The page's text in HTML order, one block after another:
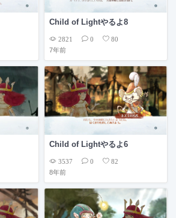
Child of Lightやるよ8
2821 0 80
7年前
Child of Lightやるよ6
3537 0 82
8年前